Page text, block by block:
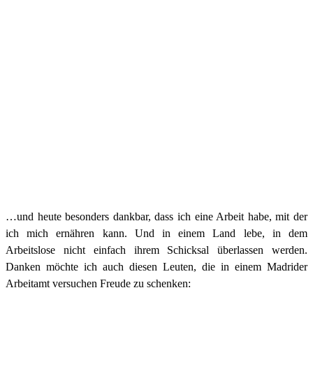
…und heute besonders dankbar, dass ich eine Arbeit habe, mit der
ich mich ernähren kann. Und in einem Land lebe, in dem
Arbeitslose nicht einfach ihrem Schicksal überlassen werden.
Danken möchte ich auch diesen Leuten, die in einem Madrider
Arbeitamt versuchen Freude zu schenken: